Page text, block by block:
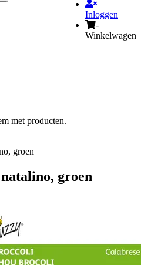
Inloggen
-
Winkelwagen
met producten.
groen
groen